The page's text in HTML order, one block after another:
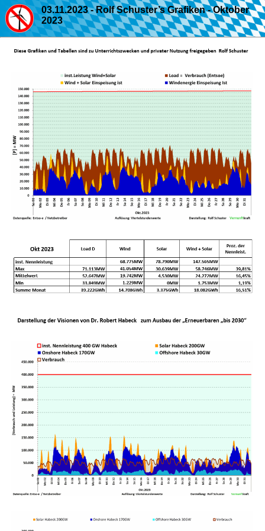
03.11.2023 - Rolf Schuster’s Grafiken - Oktober
2023